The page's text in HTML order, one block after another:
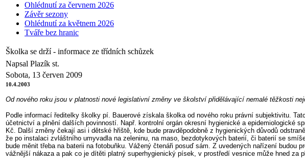
Ohlédnutí za červnem 2026
Závěr sezony
Ohlédnutí za květnem 2026
Tváře bez hranic
Školka se drží - informace ze třídních schůzek
Napsal Plazík st.
Sobota, 13 červen 2009
10.4.2003
Od nového roku jsou v platnosti nové legislativní změny ve školství přidělávající nemalé těžkosti
Podle informací ředitelky školky pí. Bauerové získala školka od nového roku právní subjektivitu.
účetnictví a plnění dalších povinností. Např. kontrolní orgán okresní hygienické a epidemiologické
Kč. Další změny čekají asi i dětské hřiště, kde bude pravděpodobně z hygienických důvodů
že po instalaci zvláštního umyvadla na zeleninu, na maso, bezdotykových baterií, či baterií se
bude měnit třeba na baterii na fotobuňku. Vážený čtenáři posuď sám. Z uvedených nařízení
vážnější nákaza a pak co je dítěti platný superhygienický písek, v prostředí vesnice může hned za